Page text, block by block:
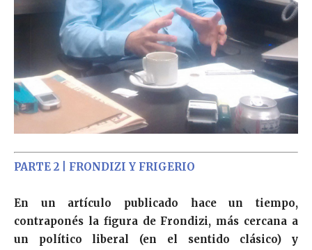
PARTE 2 | FRONDIZI Y FRIGERIO
En un artículo publicado hace un tiempo,
contraponés la figura de Frondizi, más cercana a
un político liberal (en el sentido clásico) y